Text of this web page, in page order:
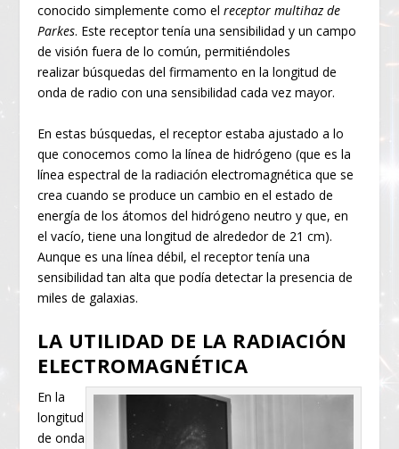
conocido simplemente como elreceptor multihaz de
Parkes. Este receptor tenía una sensibilidad y un campo
de visión fuera de lo común, permitiéndoles
realizar búsquedas del firmamento en la longitud de
onda de radio con una sensibilidad cada vez mayor.
En estas búsquedas, el receptor estaba ajustado a lo
que conocemos como la línea de hidrógeno (que es la
línea espectral de la radiación electromagnética que se
crea cuando se produce un cambio en el estado de
energía de los átomos del hidrógeno neutro y que, en
el vacío, tiene una longitud de alrededor de 21 cm).
Aunque es una línea débil, el receptor tenía una
sensibilidad tan alta que podía detectar la presencia de
miles de galaxias.
LA UTILIDAD DE LA RADIACIÓN
ELECTROMAGNÉTICA
En la
longitud
de onda